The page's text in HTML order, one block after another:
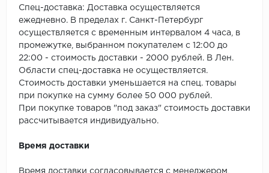
SPC Ideal Flooring
SPC Kronostep
SPC Promo
Спец-доставка: Доставка осуществляется
ежедневно. В пределах г. Санкт-Петербург
осуществляется с временным интервалом 4 часа, в
промежутке, выбранном покупателем с 12:00 до
22:00 - стоимость доставки - 2000 рублей. В Лен.
Области спец-доставка не осуществляется.
Стоимость доставки уменьшается на спец. товары
при покупке на сумму более 50 000 рублей.
При покупке товаров "под заказ" стоимость доставки
рассчитывается индивидуально.
Время доставки
Время доставки согласовывается с менеджером,